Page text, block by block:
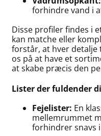
forhindre vand i
Disse profiler findes i
kan matche eller
forstår, at hver
os på at have et
at skabe præcis den
Lister der fuldender
Fejelister: En
mellemrummet
forhindrer snavs